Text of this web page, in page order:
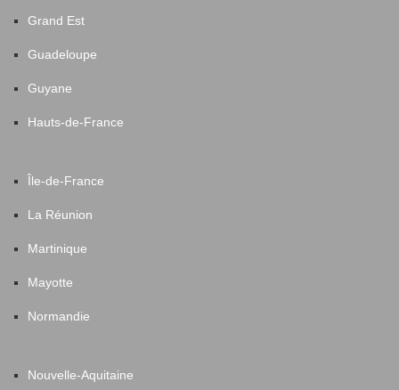
Grand Est
Guadeloupe
Guyane
Hauts-de-France
Île-de-France
La Réunion
Martinique
Mayotte
Normandie
Nouvelle-Aquitaine